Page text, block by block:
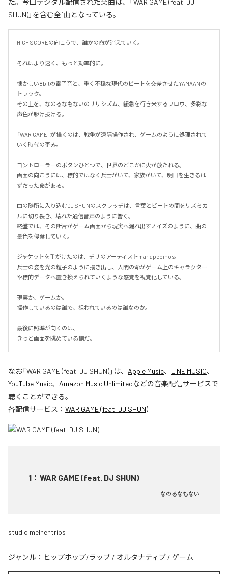
SHUN)」を含む全1曲となっている。
HIGH SCOREの向こうで、誰かの命が消えていく。
それはより速く、もっと効率的に。
懐かしい8bitの電子音と、重く不穏な現代のビートを交差させたYAMAANの
トラック。
その上を、なのるなもないのリリシズム、緩急を行き来するフロウ、多彩な
声色が駆け抜ける。
「WAR GAME」が描くのは、戦争が遠隔操作され、ゲームのように処理されて
いく時代の歪み。
コントローラーのボタンひとつで、世界のどこかに火が放たれる。
画面の向こうには、標的ではなく兵士がいて、家族がいて、明日を生きるは
ずだった命がある。
曲の随所に入り込むDJ SHUNのスクラッチは、言葉とビートの間をリズミカ
ルに切り裂き、壊れた通信音声のように響く。
終盤では、その断片がゲーム画面から現実へ漏れ出すノイズのように、曲の
景色を侵食していく。
ジャケットを手がけたのは、チリのアーティストmariapepinos。
兵士の姿を光の粒子のように描き出し、人間の命がゲーム上のキャラクター
や標的データへ置き換えられていくような感覚を視覚化している。
現実か、ゲームか。
操作しているのは誰で、狙われているのは誰なのか。
最後に照準が向くのは、
きっと画面を眺めている側だ。
なお「WAR GAME (feat. DJ SHUN)」は、 Apple Music、 LINE MUSIC、
YouTube Music、 Amazon Music Unlimitedなどの音楽配信サービスで
聴くことができる。
各配信サービス： WAR GAME (feat. DJ SHUN)
1 ： WAR GAME (feat. DJ SHUN)
なのるなもない
studio melhentrips
ジャンル： ヒップホップ/ラップ / オルタナティブ / ゲーム